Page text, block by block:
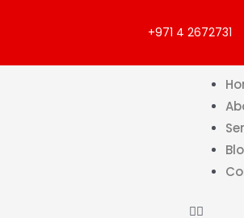
+971 4 2672731